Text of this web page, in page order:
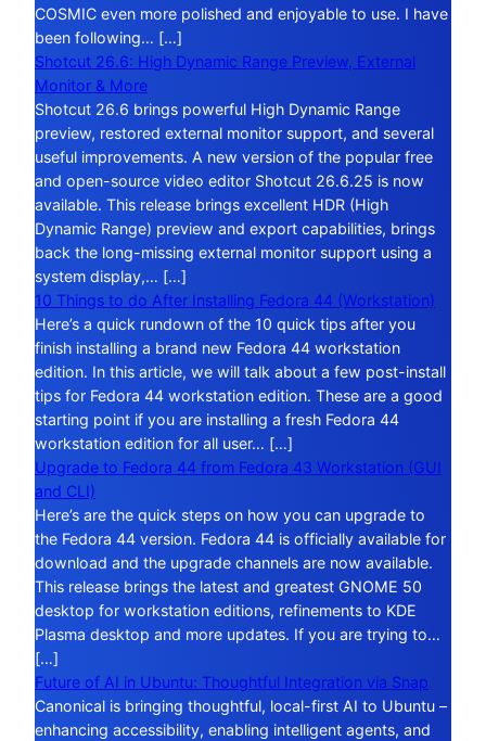
COSMIC even more polished and enjoyable to use. I have
been following… […]
Shotcut 26.6: High Dynamic Range Preview, External
Monitor & More
Shotcut 26.6 brings powerful High Dynamic Range
preview, restored external monitor support, and several
useful improvements. A new version of the popular free
and open-source video editor Shotcut 26.6.25 is now
available. This release brings excellent HDR (High
Dynamic Range) preview and export capabilities, brings
back the long-missing external monitor support using a
system display,… […]
10 Things to do After Installing Fedora 44 (Workstation)
Here’s a quick rundown of the 10 quick tips after you
finish installing a brand new Fedora 44 workstation
edition. In this article, we will talk about a few post-install
tips for Fedora 44 workstation edition. These are a good
starting point if you are installing a fresh Fedora 44
workstation edition for all user… […]
Upgrade to Fedora 44 from Fedora 43 Workstation (GUI
and CLI)
Here’s are the quick steps on how you can upgrade to
the Fedora 44 version. Fedora 44 is officially available for
download and the upgrade channels are now available.
This release brings the latest and greatest GNOME 50
desktop for workstation editions, refinements to KDE
Plasma desktop and more updates. If you are trying to…
[…]
Future of AI in Ubuntu: Thoughtful Integration via Snap
Canonical is bringing thoughtful, local-first AI to Ubuntu –
enhancing accessibility, enabling intelligent agents, and